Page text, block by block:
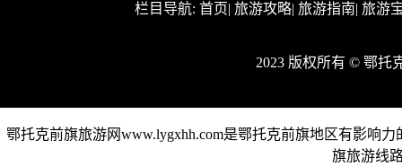
栏目导航: 首页| 旅游攻略| 旅游指南| 旅游
2023 版权所有 © 鄂托
鄂托克前旗旅游网www.lygxhh.com是鄂托克前旗地区有影响
旗旅游线